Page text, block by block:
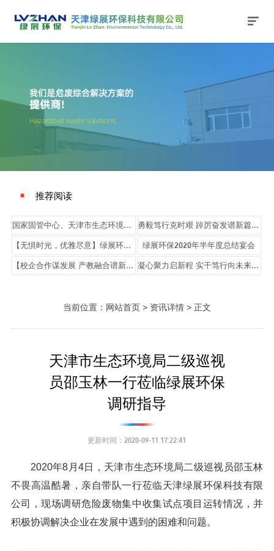
联系我们
搜索
■ 推荐阅读
国家固管中心、天津市生态环境局、天津市生态环境科学研究院、滨海新区生态环境局一行领导莅临绿展环保调研指导 勇毅笃行克时艰 踔厉奋发谱新篇——绿展环保半年度目标复盘及工作部署会议顺利召开！
【无惧时光，优雅尽意】绿展环保祝各位女神节日快乐！ 绿展环保2020年半年度总结宴会
【校企合作谋发展 产教融合谱新篇】南开大学滨海学院师生走进绿展环保参观实践 凝心聚力启新程 实干笃行向未来——天津坤泰环能集团召开2026年专题工作会议
当前位置：网站首页 > 资讯详情 > 正文
天津市生态环境局二级巡视
员邵玉林一行莅临绿展环保
调研指导
更新时间：2020-09-11 17:22:41
2020年8月4日，天津市生态环境局二级巡视员邵玉林
不畏高温酷暑，亲自带队一行莅临天津绿展环保科技有限
公司，现场调研危险废物集中收集试点项目运转情况，并
积极协调解决企业在发展中遇到的困难和问题。